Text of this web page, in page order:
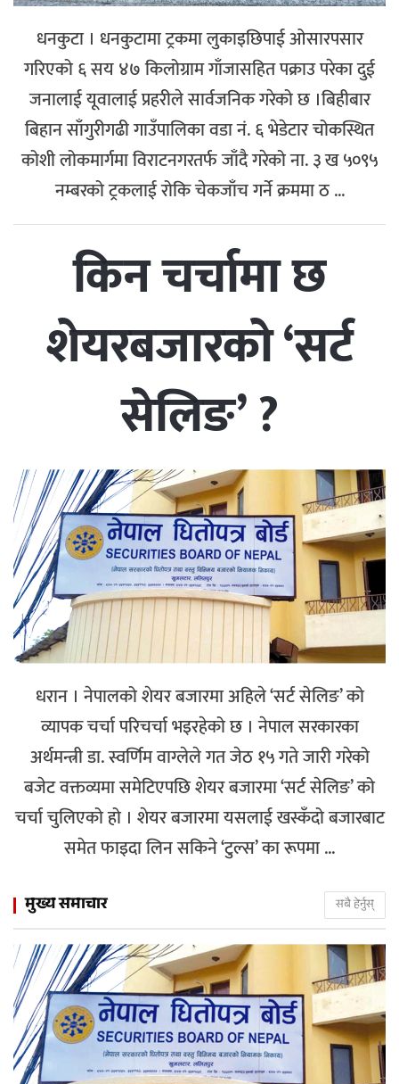
अन्तर्राष्ट्रिय / प्रवास
अन्तरवार्ता संस्कृति साहित्य
ब्लग/रिभ्यु
राशिफल
धनकुटा । धनकुटामा ट्रकमा लुकाइछिपाई ओसारपसार
गरिएको ६ सय ४७ किलोग्राम गाँजासहित पक्राउ परेका दुई
जनालाई यूवालाई प्रहरीले सार्वजनिक गरेको छ ।बिहीबार
बिहान साँगुरीगढी गाउँपालिका वडा नं. ६ भेडेटार चोकस्थित
कोशी लोकमार्गमा विराटनगरतर्फ जाँदै गरेको ना. ३ ख ५०९५
नम्बरको ट्रकलाई रोकि चेकजाँच गर्ने क्रममा ठ ...
किन चर्चामा छ
शेयरबजारको ‘सर्ट
सेलिङ’ ?
धरान । नेपालको शेयर बजारमा अहिले ‘सर्ट सेलिङ’ को
व्यापक चर्चा परिचर्चा भइरहेको छ । नेपाल सरकारका
अर्थमन्त्री डा. स्वर्णिम वाग्लेले गत जेठ १५ गते जारी गरेको
बजेट वक्तव्यमा समेटिएपछि शेयर बजारमा ‘सर्ट सेलिङ’ को
चर्चा चुलिएको हो । शेयर बजारमा यसलाई खस्कँदो बजारबाट
समेत फाइदा लिन सकिने ‘टुल्स’ का रूपमा ...
मुख्य समाचार सबै हेर्नुस्